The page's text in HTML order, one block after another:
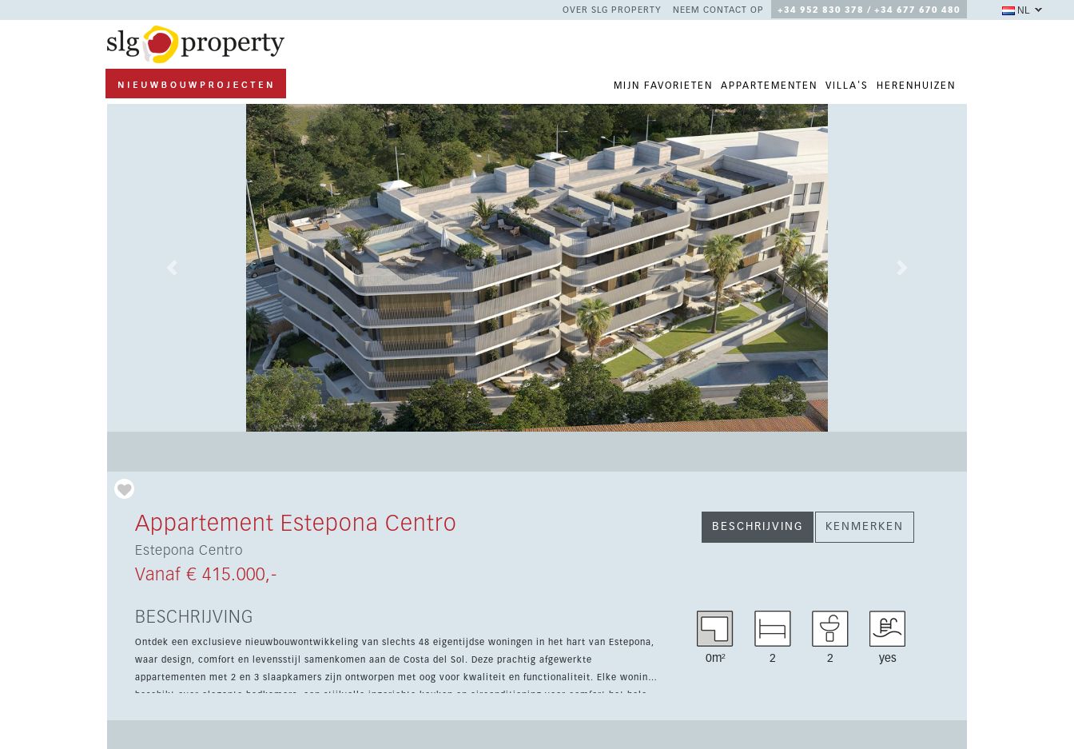
OVER SLG PROPERTY NEEM CONTACT OP +34 952 830 378 / +34 677 670 480
MIJN FAVORIETEN APPARTEMENTEN VILLA'S HERENHUIZEN
NL
Appartement Estepona Centro
Estepona Centro
Vanaf € 415.000,-
BESCHRIJVING KENMERKEN
BESCHRIJVING
Ontdek een exclusieve nieuwbouwontwikkeling van slechts 48 eigentijdse woningen in het hart van Estepona,
waar design, comfort en levensstijl samenkomen aan de Costa del Sol. Deze prachtig afgewerkte
appartementen met 2 en 3 slaapkamers zijn ontworpen met oog voor kwaliteit en functionaliteit. Elke woning
beschikt over elegante badkamers, een stijlvolle ingerichte keuken en airconditioning voor comfort het hele
0m² 2 2 yes